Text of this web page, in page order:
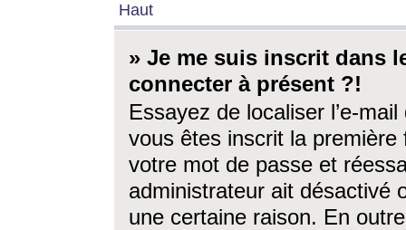
Haut
» Je me suis inscrit dans
connecter à présent ?!
Essayez de localiser l’e-
vous êtes inscrit la première
votre mot de passe et
administrateur ait désactivé
une certaine raison. En